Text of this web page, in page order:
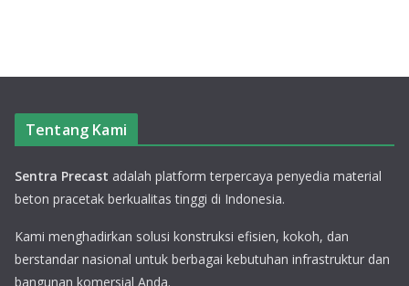
Tentang Kami
Sentra Precast adalah platform terpercaya penyedia material
beton pracetak berkualitas tinggi di Indonesia.
Kami menghadirkan solusi konstruksi efisien, kokoh, dan
berstandar nasional untuk berbagai kebutuhan infrastruktur dan
bangunan komersial Anda.